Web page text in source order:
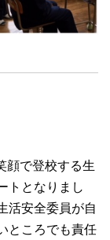
顔で登校する生
トとなりまし
活安全委員が自
ところでも責任